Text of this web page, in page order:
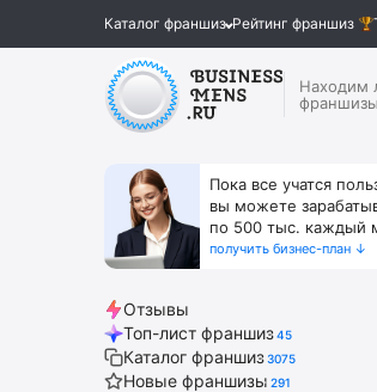
Каталог франшиз Рейтинг франшиз
Находим
Пока все учатся
вы можете
по 500 тыс. каждый
получить бизнес-план ↓
Отзывы
Топ-лист франшиз45
Каталог франшиз3075
Новые франшизы 291